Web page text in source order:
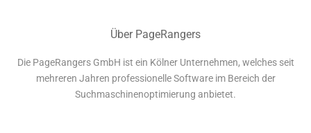
Über PageRangers
Die PageRangers GmbH ist ein Kölner Unternehmen, welches seit
mehreren Jahren professionelle Software im Bereich der
Suchmaschinenoptimierung anbietet.